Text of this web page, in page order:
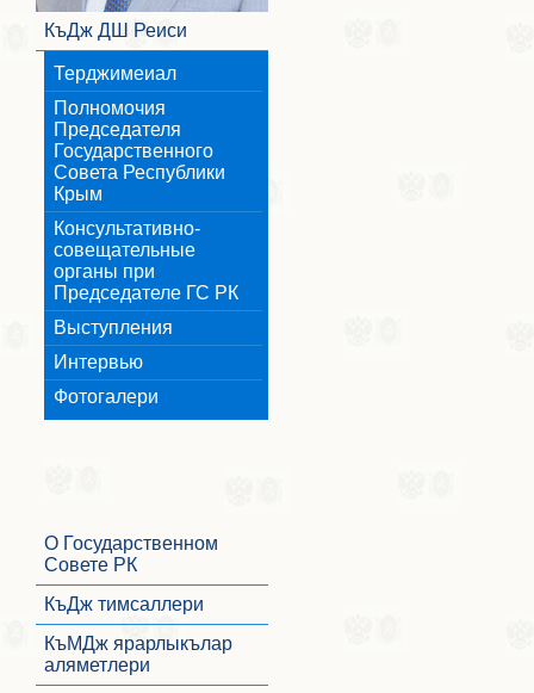
КъДж ДШ Реиси
Терджимеиал
Полномочия
Председателя
Государственного
Совета Республики
Крым
Консультативно-
совещательные
органы при
Председателе ГС РК
Выступления
Интервью
Фотогалери
О Государственном
Совете РК
КъДж тимсаллери
КъМДж ярарлыкълар
аляметлери